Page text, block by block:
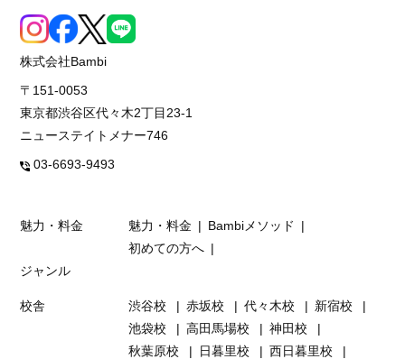
株式会社Bambi
〒151-0053
東京都渋谷区代々木2丁目23-1
ニューステイトメナー746
03-6693-9493
魅力・料金 魅力・料金
Bambiメソッド
初めての方へ
ジャンル
校舎 渋谷校 赤坂校 代々木校
新宿校
池袋校
高田馬場校
神田校
秋葉原校
日暮里校
西日暮里校